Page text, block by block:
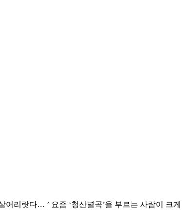
리랏다… ’ 요즘 ‘청산별곡’을 부르는 사람이 크